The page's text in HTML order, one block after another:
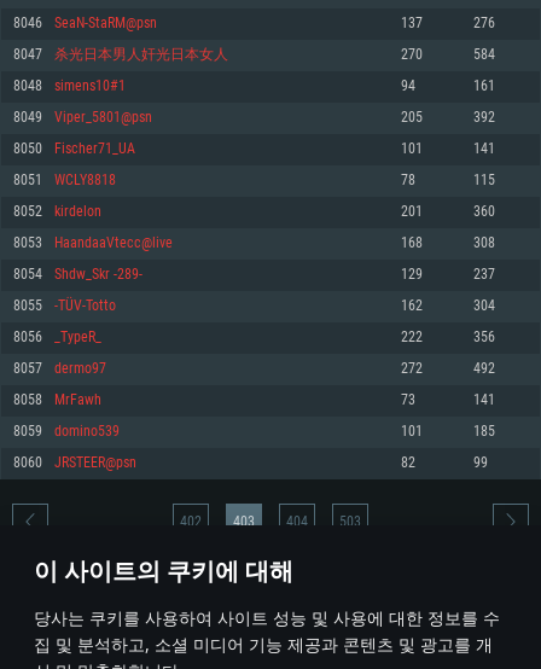
이 사이트의 쿠키에 대해
당사는 쿠키를 사용하여 사이트 성능 및 사용에 대한 정보를 수
집 및 분석하고, 소셜 미디어 기능 제공과 콘텐츠 및 광고를 개
최소사양
운영체제: Windows 10 (64 bit)
프로세서: 2.2 GHz 듀얼코어 이상
메모리: 4GB
그래픽 카드: DirectX 11 이상을 지원하는 AMD Radeon 77XX / NVIDIA
GeForce GT 660. 최소 사양 해상도: 720p
네트워크: 브로드밴드 인터넷
여유 저장 공간: 22.1 GB (최소 클라이언트)
권장 사양
570 혹은 그 이상
여유 저장 공간: 62.2 GB (전체 클라이언트)
최소사양
운영체제: Mac OS Big Sur 11.0
프로세서: 최소 2.2 GHz의 Core i5 (Intel Xeon 은 지원하지 않습니다)
메모리: 6 GB
그래픽 카드: Metal 을 지원하는 Intel Iris Pro 5200 (Mac), 혹은 이와 비슷한 성
능을 가지는 Mac 버전의 AMD/Nvidia. 최소 해상도: 720p
네트워크: 브로드밴드 인터넷
여유 저장 공간: 22.1 GB (최소 클라이언트)
권장 사양
네트워크: 브로드밴드 인터넷
여유 저장 공간: 62.2 GB (전체 클라이언트)
최소사양
운영체제: 64bit Linux 중 최신 버전
프로세서: 2.4 GHz 듀얼코어
메모리: 4 GB
그래픽 카드: Vulkan 을 지원하고, 최신 그래픽 드라이버를 지원하는 NVIDIA
660 (6개월 미만) 혹은 그와 동급의 성능을 가지며 최신 그래픽 드라이버를 지
원하는 AMD (6개월 미만; 최소사양 지원 해상도 720p)
네트워크: 브로드밴드 인터넷
여유 저장 공간: 22.1 GB (최소 클라이언트)
권장 사양
운영체제: Ubuntu 20.04 64bit
프로세서: Intel Core i7
메모리: 16 GB
그래픽 카드: Vulkan 을 지원하고, 최신 그래픽 드라이버를 지원하는 NVIDIA
1060 (6개월 미만) 혹은 그와 동급의 성능을 가지며 최신 그래픽 드라이버를
지원하는 AMD RX 570 (6개월 미만; 최소사양 지원 해상도 720p) 이상
여유 저장 공간: 62.2 GB (전체 클라이언트)
8046 SeaN-StaRM@psn 137 276
8047 杀光日本男人奸光日本女人 270 584
8048 simens10#1 94 161
8049 Viper_5801@psn 205 392
8050 Fischer71_UA 101 141
8051 WCLY8818 78 115
8052 kirdelon 201 360
8053 HaandaaVtecc@live 168 308
8054 Shdw_Skr -289- 129 237
8055 -TÜV-Totto 162 304
8056 _TypeR_ 222 356
8057 dermo97 272 492
8058 MrFawh 73 141
8059 domino539 101 185
8060 JRSTEER@psn 82 99
* 순위표는 매일 1회 갱신됩니다
402 403 404 503